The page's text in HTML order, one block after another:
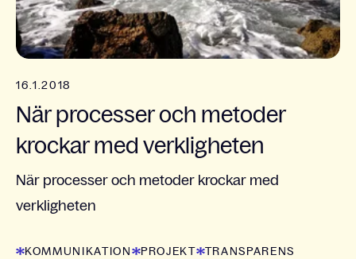
16.1.2018
När processer och metoder
krockar med verkligheten
När processer och metoder krockar med
verkligheten
KOMMUNIKATION PROJEKT
TRANSPARENS